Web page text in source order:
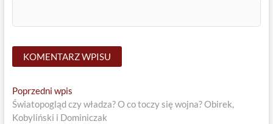
Nawigacja
wpisu
Poprzedni wpisPrevious
post:
Światopogląd czy władza? O co toczy się wojna? Obirek,
Kobyliński i Dominiczak